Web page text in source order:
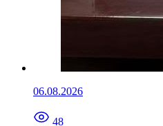
06.08.2026
48